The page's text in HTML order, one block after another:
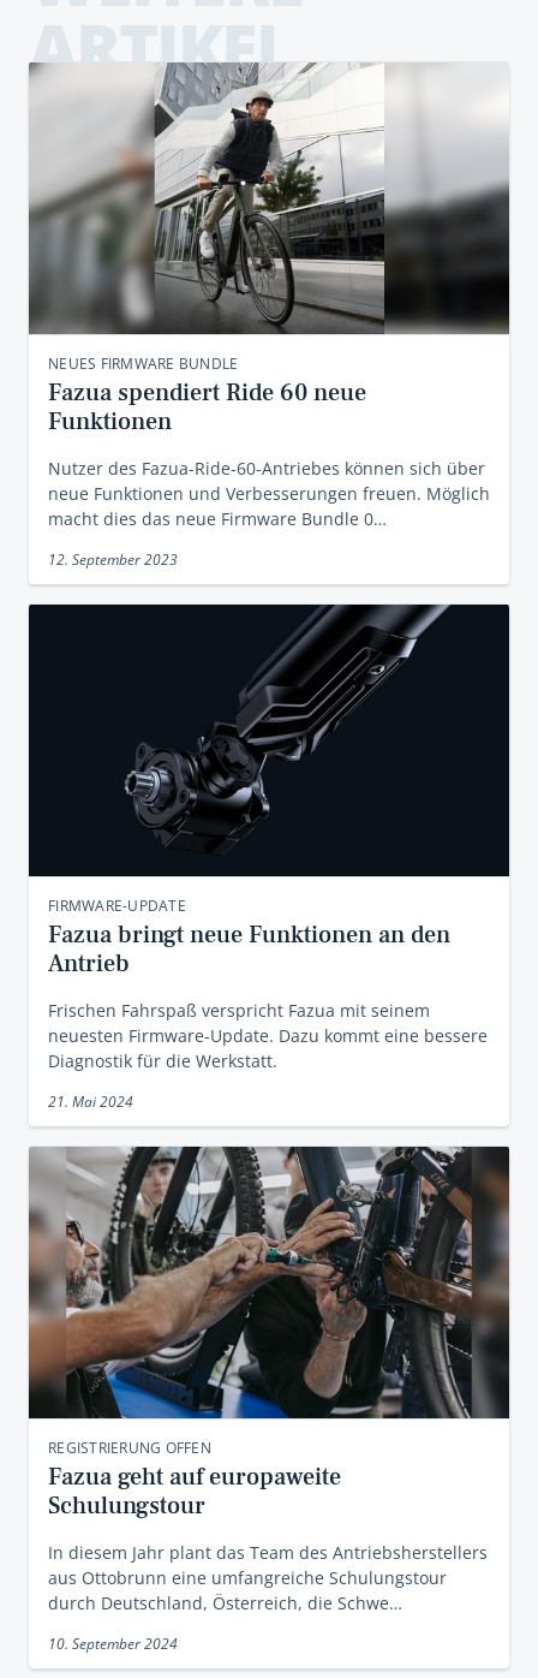
ARTIKEL
NEUES FIRMWARE BUNDLE
Fazua spendiert Ride 60 neue
Funktionen
Nutzer des Fazua-Ride-60-Antriebes können sich über
neue Funktionen und Verbesserungen freuen. Möglich
macht dies das neue Firmware Bundle 0…
12. September 2023
FIRMWARE-UPDATE
Fazua bringt neue Funktionen an den
Antrieb
Frischen Fahrspaß verspricht Fazua mit seinem
neuesten Firmware-Update. Dazu kommt eine bessere
Diagnostik für die Werkstatt.
21. Mai 2024
REGISTRIERUNG OFFEN
Fazua geht auf europaweite
Schulungstour
In diesem Jahr plant das Team des Antriebsherstellers
aus Ottobrunn eine umfangreiche Schulungstour
durch Deutschland, Österreich, die Schwe…
10. September 2024